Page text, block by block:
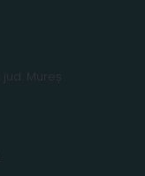
jud . Mureș